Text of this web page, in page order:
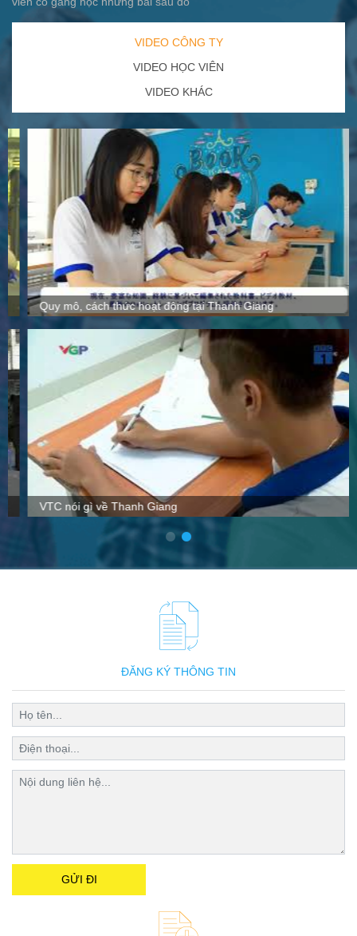
VIDEO CÔNG TY
VIDEO HỌC VIÊN
VIDEO KHÁC
Quy mô, cách thức hoạt động tại Thanh Giang
VTC nói gì về Thanh Giang
ĐĂNG KÝ THÔNG TIN